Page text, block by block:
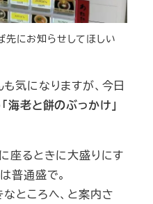
先にお知らせしてほしい
気になりますが、今日
「海老と餅のぶっかけ」
座るときに大盛りにす
普通盛で。
ところへ、と案内さ